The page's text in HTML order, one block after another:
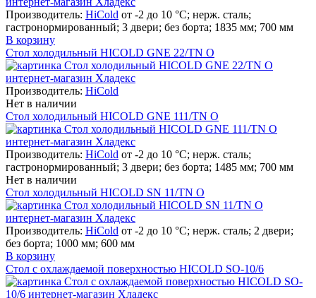
Производитель: HiCold от -2 до 10 °С; нерж. сталь;
гастронормированный; 3 двери; без борта; 1835 мм; 700 мм
В корзину
Стол холодильный HICOLD GNE 22/TN О
Производитель: HiCold
Нет в наличии
Стол холодильный HICOLD GNE 111/TN О
Производитель: HiCold от -2 до 10 °С; нерж. сталь;
гастронормированный; 3 двери; без борта; 1485 мм; 700 мм
Нет в наличии
Стол холодильный HICOLD SN 11/TN О
Производитель: HiCold от -2 до 10 °С; нерж. сталь; 2 двери;
без борта; 1000 мм; 600 мм
В корзину
Стол с охлаждаемой поверхностью HICOLD SO-10/6